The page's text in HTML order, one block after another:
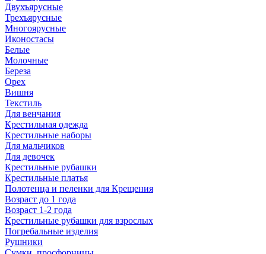
Двухъярусные
Трехъярусные
Многоярусные
Иконостасы
Белые
Молочные
Береза
Орех
Вишня
Текстиль
Для венчания
Крестильная одежда
Крестильные наборы
Для мальчиков
Для девочек
Крестильные рубашки
Крестильные платья
Полотенца и пеленки для Крещения
Возраст до 1 года
Возраст 1-2 года
Крестильные рубашки для взрослых
Погребальные изделия
Рушники